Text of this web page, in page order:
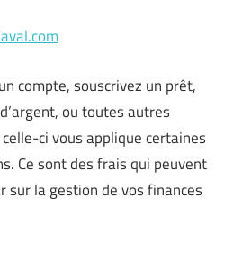
compte, souscrivez un prêt,
ou toutes autres
ci vous applique certaines
Ce sont des frais qui peuvent
sur la gestion de vos finances